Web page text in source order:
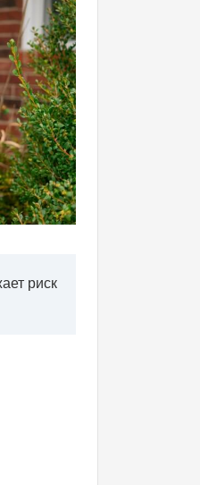
риск